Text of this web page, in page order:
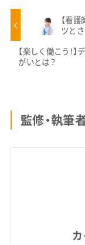
【看
ツと
【楽しく働こう！
がいとは？
監修・執筆